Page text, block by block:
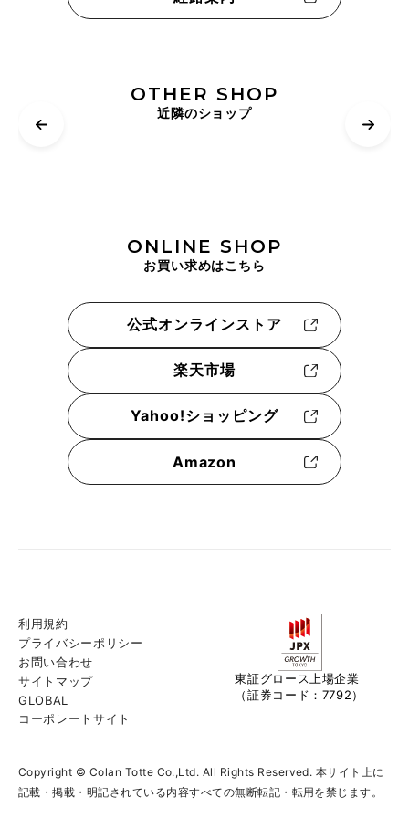
OTHER SHOP
近隣のショップ
ONLINE SHOP
お買い求めはこちら
公式オンラインストア
楽天市場
Yahoo!ショッピング
Amazon
利用規約
プライバシーポリシー
お問い合わせ
サイトマップ
GLOBAL
コーポレートサイト
東証グロース上場企業
（証券コード：7792）
Copyright © Colan Totte Co.,Ltd. All Rights Reserved. 本サイト上に
記載・掲載・明記されている内容すべての無断転記・転用を禁じます。